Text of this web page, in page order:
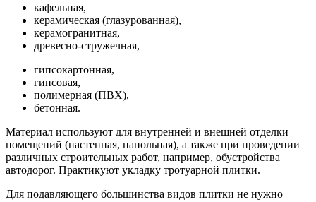
кафельная,
керамическая (глазурованная),
керамогранитная,
древесно-стружечная,
гипсокартонная,
гипсовая,
полимерная (ПВХ),
бетонная.
Материал используют для внутренней и внешней отделки
помещений (настенная, напольная), а также при проведении
различных строительных работ, например, обустройства
автодорог. Практикуют укладку тротуарной плитки.
Для подавляющего большинства видов плитки не нужно